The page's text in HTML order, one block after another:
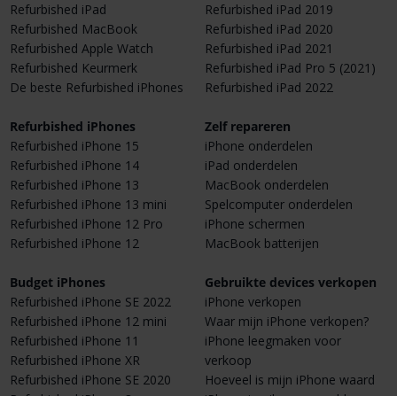
Refurbished iPad
Refurbished MacBook
Refurbished Apple Watch
Refurbished Keurmerk
De beste Refurbished iPhones
Refurbished iPhones
Refurbished iPhone 15
Refurbished iPhone 14
Refurbished iPhone 13
Refurbished iPhone 13 mini
Refurbished iPhone 12 Pro
Refurbished iPhone 12
Budget iPhones
Refurbished iPhone SE 2022
Refurbished iPhone 12 mini
Refurbished iPhone 11
Refurbished iPhone XR
Refurbished iPhone SE 2020
Refurbished iPad 2019
Refurbished iPad 2020
Refurbished iPad 2021
Refurbished iPad Pro 5 (2021)
Refurbished iPad 2022
Zelf repareren
iPhone onderdelen
iPad onderdelen
MacBook onderdelen
Spelcomputer onderdelen
iPhone schermen
MacBook batterijen
Gebruikte devices verkopen
iPhone verkopen
Waar mijn iPhone verkopen?
iPhone leegmaken voor
verkoop
Hoeveel is mijn iPhone waard